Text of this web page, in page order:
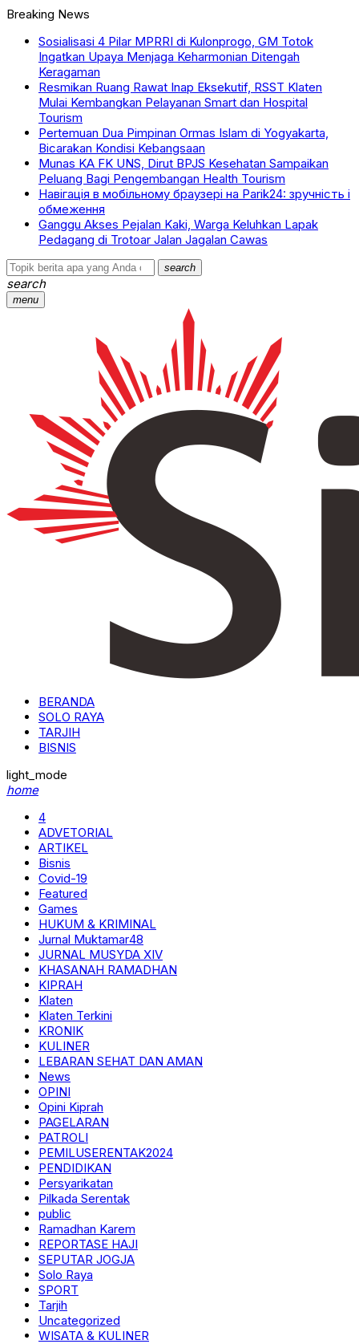
Breaking News
Sosialisasi 4 Pilar MPRRI di Kulonprogo, GM Totok
Ingatkan Upaya Menjaga Keharmonian Ditengah
Keragaman
Resmikan Ruang Rawat Inap Eksekutif, RSST Klaten
Mulai Kembangkan Pelayanan Smart dan Hospital
Tourism
Pertemuan Dua Pimpinan Ormas Islam di Yogyakarta,
Bicarakan Kondisi Kebangsaan
Munas KA FK UNS, Dirut BPJS Kesehatan Sampaikan
Peluang Bagi Pengembangan Health Tourism
Навігація в мобільному браузері на Parik24: зручність і
обмеження
Ganggu Akses Pejalan Kaki, Warga Keluhkan Lapak
Pedagang di Trotoar Jalan Jagalan Cawas
search
search
menu
BERANDA
SOLO RAYA
TARJIH
BISNIS
light_mode
home
4
ADVETORIAL
ARTIKEL
Bisnis
Covid-19
Featured
Games
HUKUM & KRIMINAL
Jurnal Muktamar48
JURNAL MUSYDA XIV
KHASANAH RAMADHAN
KIPRAH
Klaten
Klaten Terkini
KRONIK
KULINER
LEBARAN SEHAT DAN AMAN
News
OPINI
Opini Kiprah
PAGELARAN
PATROLI
PEMILUSERENTAK2024
PENDIDIKAN
Persyarikatan
Pilkada Serentak
public
Ramadhan Karem
REPORTASE HAJI
SEPUTAR JOGJA
Solo Raya
SPORT
Tarjih
Uncategorized
WISATA & KULINER